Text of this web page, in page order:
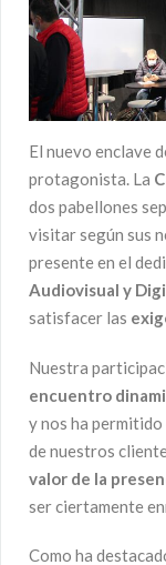
El nuevo enclave
protagonista. La
dos pabellones
visitar según sus
presente en el
Audiovisual y
satisfacer las
Nuestra
encuentro
y nos ha permitido
de nuestros
valor de la
ser ciertamente
Como ha